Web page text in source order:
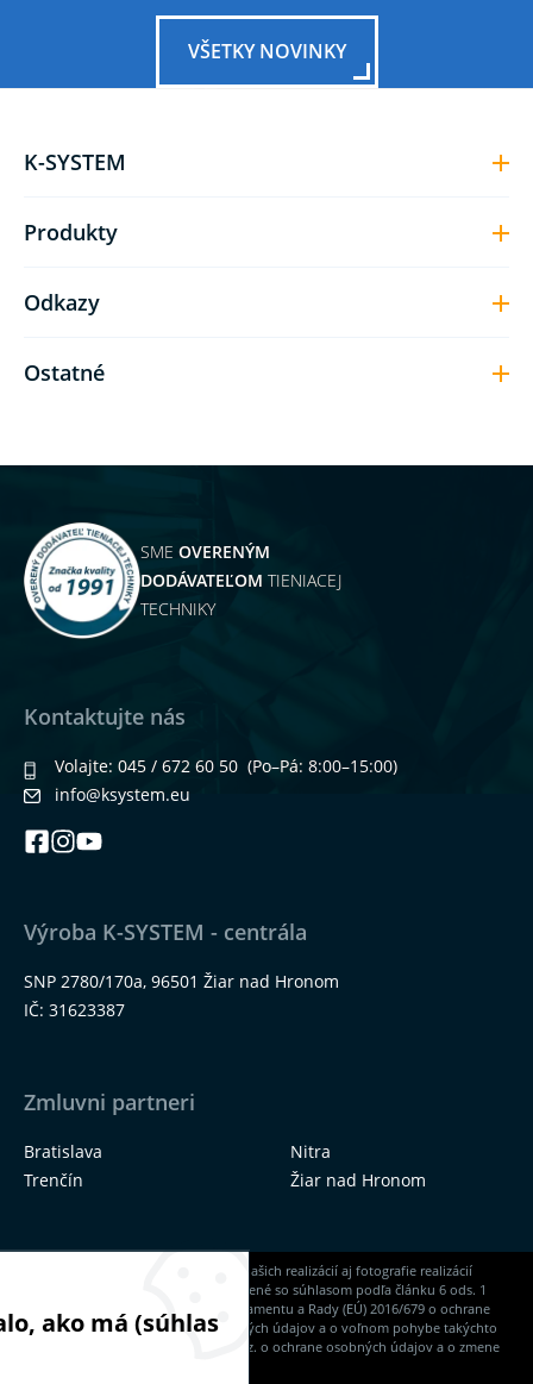
VŠETKY NOVINKY
K-SYSTEM
Produkty
Odkazy
Ostatné
SME OVERENÝM
DODÁVATEĽOM TIENIACEJ
TECHNIKY
Kontaktujte nás
Volajte: 045 / 672 60 50 (Po–Pá: 8:00–15:00)
info@ksystem.eu
Výroba K-SYSTEM - centrála
SNP 2780/170a, 96501 Žiar nad Hronom
IČ: 31623387
Zmluvni partneri
Bratislava
Nitra
Trenčín
Žiar nad Hronom
Na našich stránkach nájdete okrem našich realizácií aj fotografie realizácií
našich dodávateľov, ktoré sú zverejnené so súhlasom podľa článku 6 ods. 1
písm. a) Nariadenia Európskeho parlamentu a Rady (EÚ) 2016/679 o ochrane
fyzických osôb pri spracúvaní osobných údajov a o voľnom pohybe takýchto
údajov a zákona NR SR č. 18/2018 Z. z. o ochrane osobných údajov a o zmene
ako má (súhlas